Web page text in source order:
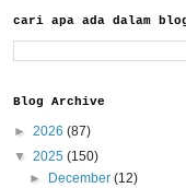
cari apa ada dalam
Blog Archive
► 2026 (87)
▼ 2025 (150)
►
December(12)